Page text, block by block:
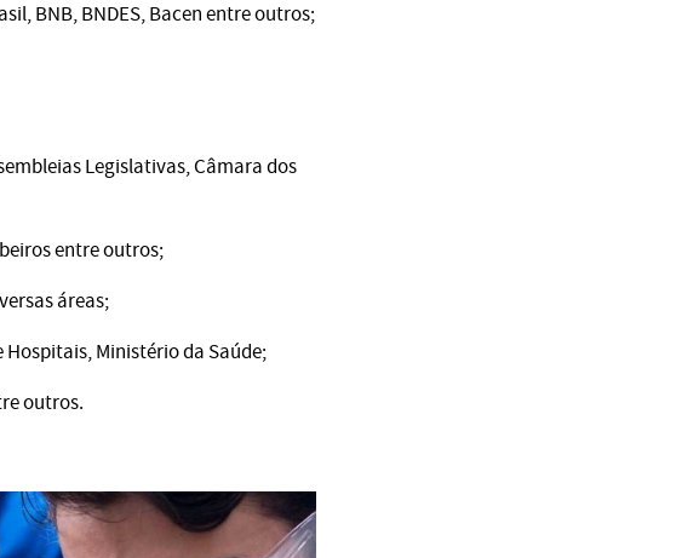
BNB, BNDES, Bacen entre outros;
Legislativas, Câmara dos
entre outros;
áreas;
Ministério da Saúde;
outros.